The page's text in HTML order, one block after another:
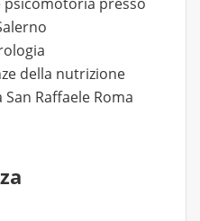
della nutrizione
Raffaele Roma